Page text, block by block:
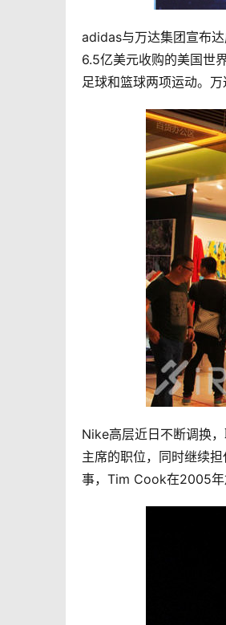
adidas与万达集团宣布
6.5亿美元收购的美国世
足球和篮球两项运动。
Nike高层近日不断调换
主席的职位，同时继续
事，Tim Cook在2005年